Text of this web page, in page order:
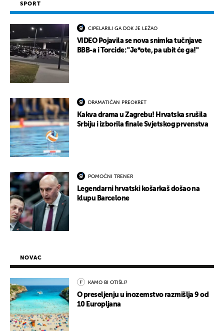
SPORT
CIPELARILI GA DOK JE LEŽAO
VIDEO Pojavila se nova snimka tučnjave
BBB-a i Torcide: "Je*ote, pa ubit će ga!"
DRAMATIČAN PREOKRET
Kakva drama u Zagrebu! Hrvatska srušila
Srbiju i izborila finale Svjetskog prvenstva
POMOĆNI TRENER
Legendarni hrvatski košarkaš došao na
klupu Barcelone
NOVAC
KAMO BI OTIŠLI?
O preseljenju u inozemstvo razmišlja 9 od
10 Europljana